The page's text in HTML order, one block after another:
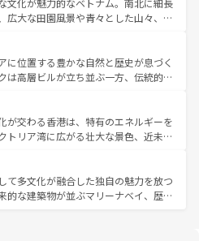
国料理が待っている。夜には、韓国な
ら、韓国の多彩な魅力を心ゆくまで味
わってみてほしい。 なお、新着の韓国情報はコンテンツ一
。
文化が魅力的なベトナム。南北に細長
広大な田園風景や青々とした山々、世
統が息づく。ハノイの古い町並みやホ
ス統治時代の建物も、独特の雰囲気を
た、バラエティの豊かさとおいしさで
ンミー、ベトナムコーヒーなどは、ぜ
。どの地域を訪れてもあたたかい人々
れるので、きっと忘れられない旅にな
に位置する豊かな自然と歴史が息づく
は高層ビルが立ち並ぶ一方、伝統的な
る。北部ではチェンマイなどの山岳地
、南部ではプーケットやクラビの美し
気分を楽しむことができる。タイ料理
中温暖で、どの季節にも異なる楽しみ
みやすいタイの人々、仏教を中心とし
な観光資源が、訪れる旅人を魅了し続
が交わる香港は、特有のエネルギーを
トリア湾に広がる壮大な景色、近未来
感動するはず。観光スポットが密集し
どころを回れるのも魅力。息をのむよ
な体験まで、香港を存分に楽しみ尽く
て多文化が融合した独自の魅力を放つ
的な建築物が並ぶマリーナベイ、歴史